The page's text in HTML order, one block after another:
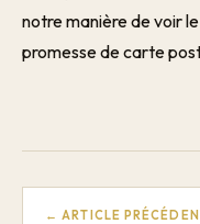
notre manière de voir le
promesse de carte
← ARTICLE